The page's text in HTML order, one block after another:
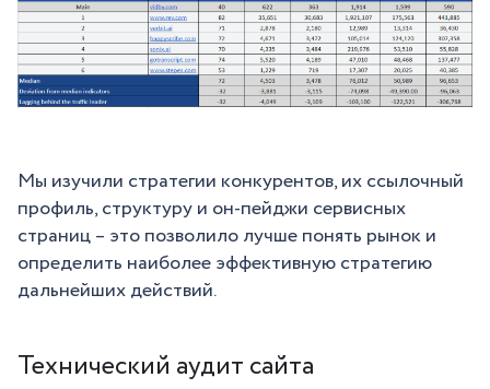
Мы изучили стратегии конкурентов, их ссылочный
профиль, структуру и он-пейджи сервисных
страниц – это позволило лучше понять рынок и
определить наиболее эффективную стратегию
дальнейших действий.
Технический аудит сайта